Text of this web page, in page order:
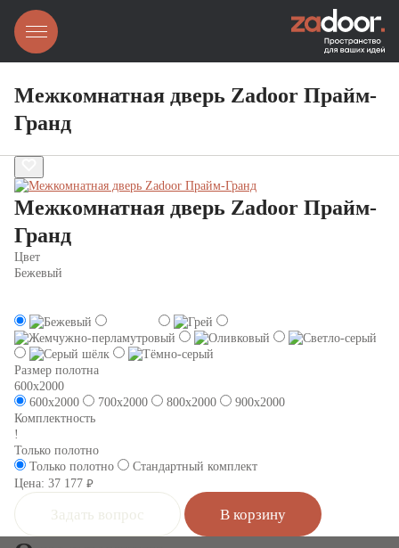
Межкомнатная дверь Zadoor Прайм-
Гранд
Межкомнатная дверь Zadoor Прайм-
Гранд
Цвет
Бежевый
Размер полотна
600x2000
600x2000
700x2000 800x2000
900x2000
Комплектность
!
Только полотно
Только полотно
Стандартный комплект
Цена: 37 177 руб.
Задать вопрос В корзину